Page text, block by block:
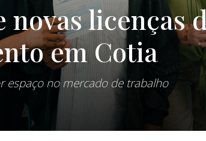
Notícias
novas licenças
em Cotia
espaço no mercado de trabalho